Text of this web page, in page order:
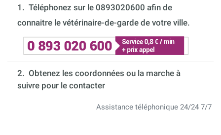
1. Téléphonez sur le 0893020600 afin de
connaitre le vétérinaire-de-garde de votre ville.
2. Obtenez les coordonnées ou la marche à
suivre pour le contacter
Assistance téléphonique 24/24 7/7